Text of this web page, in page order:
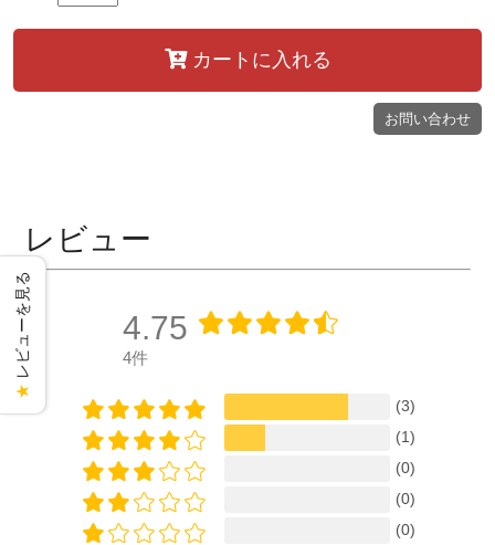
カートに入れる
お問い合わせ
レビュー
4.75
4件
(3)
(1)
(0)
(0)
(0)
★
レビューを見る